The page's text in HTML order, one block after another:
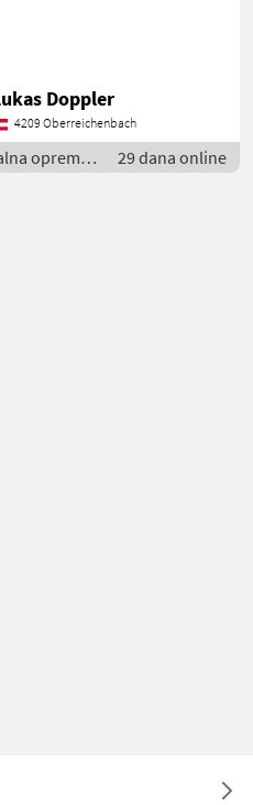
Doppler
4209 Oberreichenbach
oprema i
za
29 dana online